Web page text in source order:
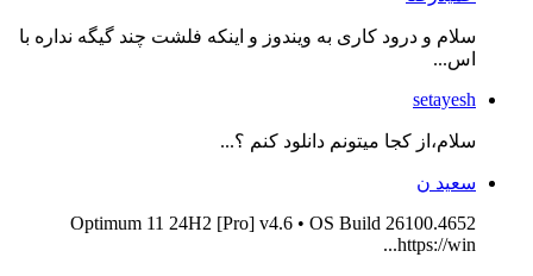
سلام و درود کاری به ویندوز و اینکه فلشت چند گیگه نداره با
اس...
setayesh
سلام،از کجا میتونم دانلود کنم ؟...
سعید ن
Optimum 11 24H2 [Pro] v4.6 • OS Build 26100.4652
https://win...